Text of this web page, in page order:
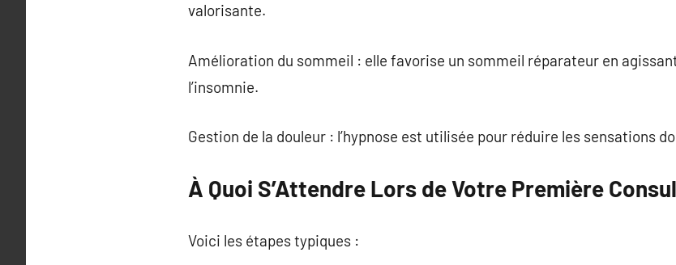
valorisante.
Amélioration du sommeil : elle favorise un sommeil réparateur en
l’insomnie.
Gestion de la douleur : l’hypnose est utilisée pour réduire les sensations
À Quoi S’Attendre Lors de Votre Première
Voici les étapes typiques :